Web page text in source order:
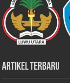
Artikel Terbaru